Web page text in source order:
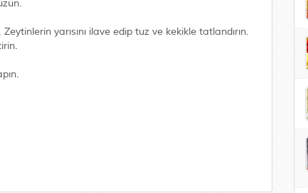
yarısını ilave edip tuz ve kekikle tatlandırın.